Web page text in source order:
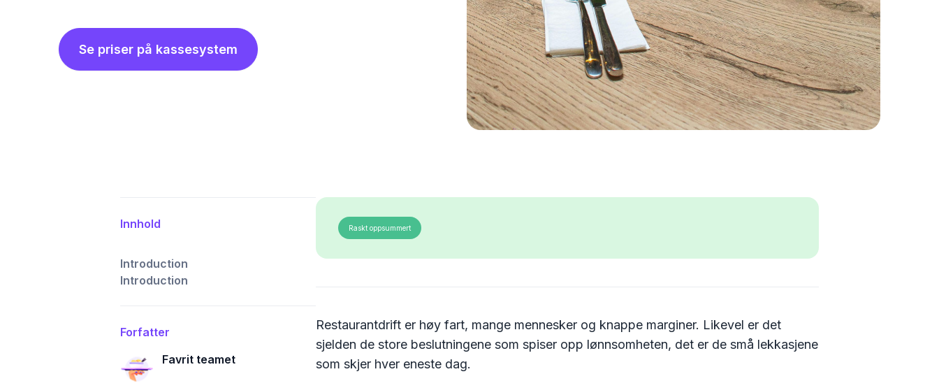
Se priser på kassesystem
Innhold
Introduction
Introduction
Forfatter
Favrit teamet
Raskt oppsummert
Restaurantdrift er høy fart, mange mennesker og knappe marginer. Likevel er det
sjelden de store beslutningene som spiser opp lønnsomheten, det er de små lekkasjene
som skjer hver eneste dag.